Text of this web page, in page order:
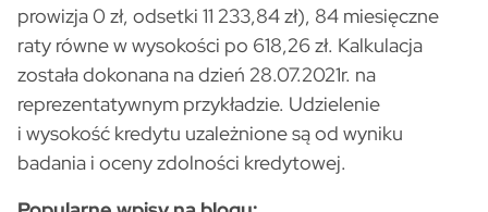
prowizja 0 zł, odsetki 11 233,84 zł), 84 miesięczne
raty równe w wysokości po 618,26 zł. Kalkulacja
została dokonana na dzień 28.07.2021r. na
reprezentatywnym przykładzie. Udzielenie
i wysokość kredytu uzależnione są od wyniku
badania i oceny zdolności kredytowej.